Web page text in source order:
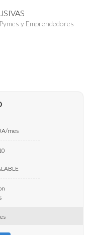
y Emprendedores
mes